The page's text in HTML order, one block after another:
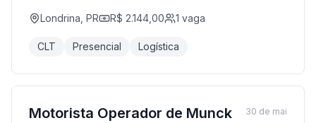
Londrina, PR R$ 2.144,00 1 vaga
CLT Presencial Logística
Motorista Operador de Munck 30 de mai